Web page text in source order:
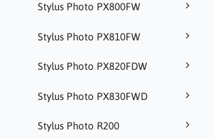
Stylus Photo PX800FW
Stylus Photo PX810FW
Stylus Photo PX820FDW
Stylus Photo PX830FWD
Stylus Photo R200